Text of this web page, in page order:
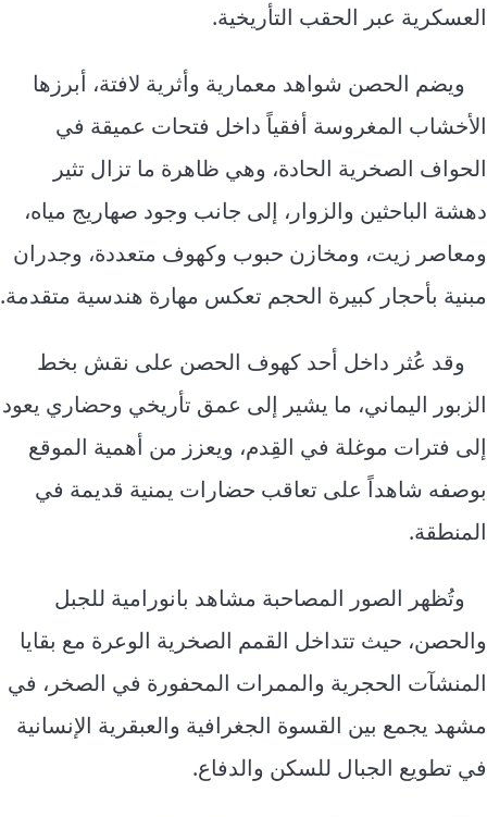
العسكرية عبر الحقب التأريخية.
ويضم الحصن شواهد معمارية وأثرية لافتة، أبرزها
الأخشاب المغروسة أفقياً داخل فتحات عميقة في
الحواف الصخرية الحادة، وهي ظاهرة ما تزال تثير
دهشة الباحثين والزوار، إلى جانب وجود صهاريج مياه،
ومعاصر زيت، ومخازن حبوب وكهوف متعددة، وجدران
مبنية بأحجار كبيرة الحجم تعكس مهارة هندسية متقدمة.
وقد عُثر داخل أحد كهوف الحصن على نقش بخط
الزبور اليماني، ما يشير إلى عمق تأريخي وحضاري يعود
إلى فترات موغلة في القِدم، ويعزز من أهمية الموقع
بوصفه شاهداً على تعاقب حضارات يمنية قديمة في
المنطقة.
وتُظهر الصور المصاحبة مشاهد بانورامية للجبل
والحصن، حيث تتداخل القمم الصخرية الوعرة مع بقايا
المنشآت الحجرية والممرات المحفورة في الصخر، في
مشهد يجمع بين القسوة الجغرافية والعبقرية الإنسانية
في تطويع الجبال للسكن والدفاع.